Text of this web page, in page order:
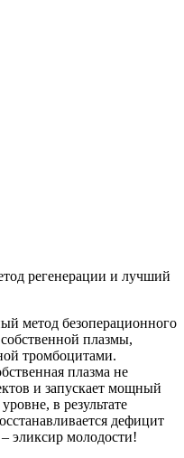
регенерации и лучший
метод безоперационного
плазмы,
тромбоцитами.
плазма не
и запускает мощный
в результате
дефицит
эликсир молодости!